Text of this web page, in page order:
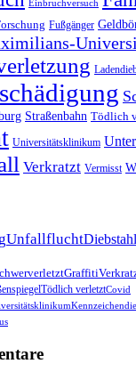
Einbruchversuch
Fußgänger
Straßenbahn Tödlich
Universitätsklinikum
Verkratzt Vermisst
UnfallfluchtDiebstahl
Graffiti
Tödlich verletztCovid